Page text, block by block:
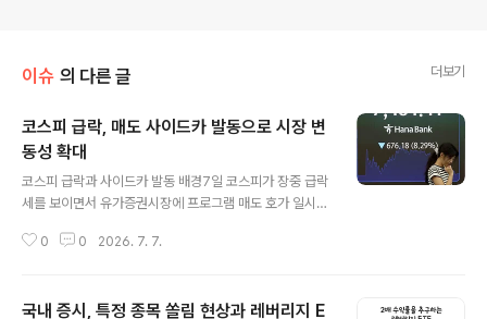
이슈 의 다른 글 더보기
코스피 급락, 매도 사이드카 발동으로 시장 변
동성 확대
코스피 급락과 사이드카 발동 배경7일 코스피가 장중 급락
세를 보이면서 유가증권시장에 프로그램 매도 호가 일시
0 선물 지수의 급격한 하락에 따른 시장 안정화 조치입니
현재 시장 상황유가증권시장의 매도 사이드카는 코스피20
0 0 2026. 7. 7.
국내 증시, 특정 종목 쏠림 현상과 레버리지 E